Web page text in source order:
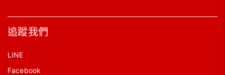
追蹤我們
LINE
Facebook